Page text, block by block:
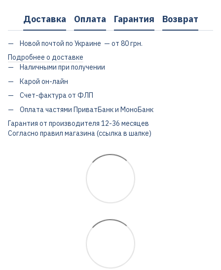
Доставка Оплата Гарантия Возврат
Новой почтой по Украине — от 80 грн.
Подробнее о доставке
Наличными при получении
Карой он-лайн
Счет-фактура от ФЛП
Оплата частями ПриватБанк и МоноБанк
Гарантия от производителя 12-36 месяцев
Согласно правил магазина (ссылка в шапке)